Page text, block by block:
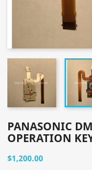
PANASONIC
OPERATION
$1,200.00